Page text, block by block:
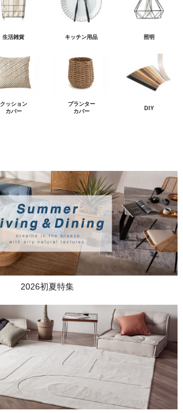
生活雑貨 キッチン用品 照明
クッション
カバー
プランター
カバー
DIY
2026初夏特集